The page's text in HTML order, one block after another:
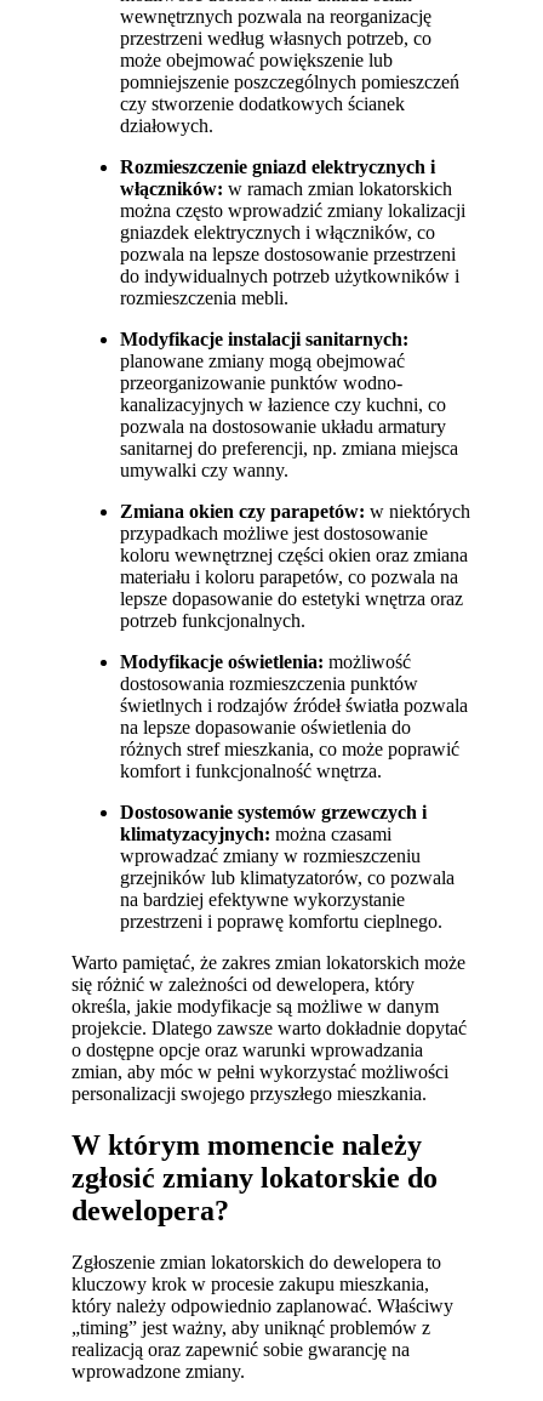
wewnętrznych pozwala na reorganizację
przestrzeni według własnych potrzeb, co
może obejmować powiększenie lub
pomniejszenie poszczególnych pomieszczeń
czy stworzenie dodatkowych ścianek
działowych.
Rozmieszczenie gniazd elektrycznych i
włączników: w ramach zmian lokatorskich
można często wprowadzić zmiany lokalizacji
gniazdek elektrycznych i włączników, co
pozwala na lepsze dostosowanie przestrzeni
do indywidualnych potrzeb użytkowników i
rozmieszczenia mebli.
Modyfikacje instalacji sanitarnych:
planowane zmiany mogą obejmować
przeorganizowanie punktów wodno-
kanalizacyjnych w łazience czy kuchni, co
pozwala na dostosowanie układu armatury
sanitarnej do preferencji, np. zmiana miejsca
umywalki czy wanny.
Zmiana okien czy parapetów: w niektórych
przypadkach możliwe jest dostosowanie
koloru wewnętrznej części okien oraz zmiana
materiału i koloru parapetów, co pozwala na
lepsze dopasowanie do estetyki wnętrza oraz
potrzeb funkcjonalnych.
Modyfikacje oświetlenia: możliwość
dostosowania rozmieszczenia punktów
świetlnych i rodzajów źródeł światła pozwala
na lepsze dopasowanie oświetlenia do
różnych stref mieszkania, co może poprawić
komfort i funkcjonalność wnętrza.
Dostosowanie systemów grzewczych i
klimatyzacyjnych: można czasami
wprowadzać zmiany w rozmieszczeniu
grzejników lub klimatyzatorów, co pozwala
na bardziej efektywne wykorzystanie
przestrzeni i poprawę komfortu cieplnego.
Warto pamiętać, że zakres zmian lokatorskich może
się różnić w zależności od dewelopera, który
określa, jakie modyfikacje są możliwe w danym
projekcie. Dlatego zawsze warto dokładnie dopytać
o dostępne opcje oraz warunki wprowadzania
zmian, aby móc w pełni wykorzystać możliwości
personalizacji swojego przyszłego mieszkania.
W którym momencie należy
zgłosić zmiany lokatorskie do
dewelopera?
Zgłoszenie zmian lokatorskich do dewelopera to
kluczowy krok w procesie zakupu mieszkania,
który należy odpowiednio zaplanować. Właściwy
„timing” jest ważny, aby uniknąć problemów z
realizacją oraz zapewnić sobie gwarancję na
wprowadzone zmiany.